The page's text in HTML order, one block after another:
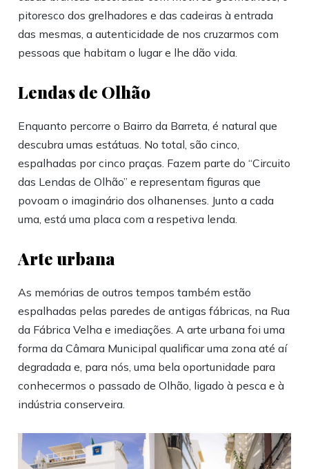
pitoresco dos grelhadores e das cadeiras à entrada
das mesmas, a autenticidade de nos cruzarmos com
pessoas que habitam o lugar e lhe dão vida.
Lendas de Olhão
Enquanto percorre o Bairro da Barreta, é natural que
descubra umas estátuas. No total, são cinco,
espalhadas por cinco praças. Fazem parte do “Circuito
das Lendas de Olhão” e representam figuras que
povoam o imaginário dos olhanenses. Junto a cada
uma, está uma placa com a respetiva lenda.
Arte urbana
As memórias de outros tempos também estão
espalhadas pelas paredes de antigas fábricas, na Rua
da Fábrica Velha e imediações. A arte urbana foi uma
forma da Câmara Municipal qualificar uma zona até aí
degradada e, para nós, uma bela oportunidade para
conhecermos o passado de Olhão, ligado à pesca e à
indústria conserveira.